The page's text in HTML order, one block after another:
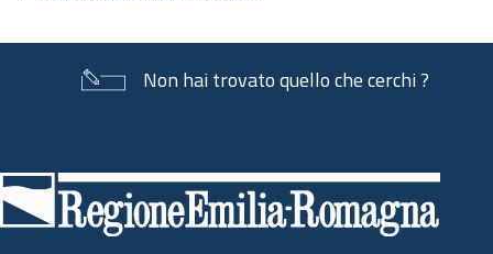
Non hai trovato quello che cerchi ?
di
pagina